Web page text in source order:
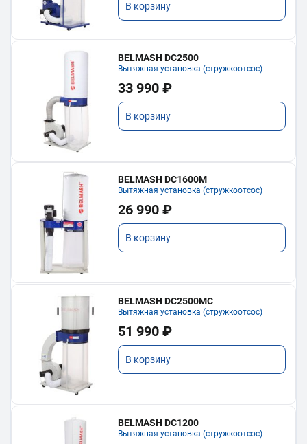
В корзину
BELMASH DC2500
Вытяжная установка (стружкоотсос)
33 990 ₽
В корзину
BELMASH DC1600M
Вытяжная установка (стружкоотсос)
26 990 ₽
В корзину
BELMASH DC2500MC
Вытяжная установка (стружкоотсос)
51 990 ₽
В корзину
BELMASH DC1200
Вытяжная установка (стружкоотсос)